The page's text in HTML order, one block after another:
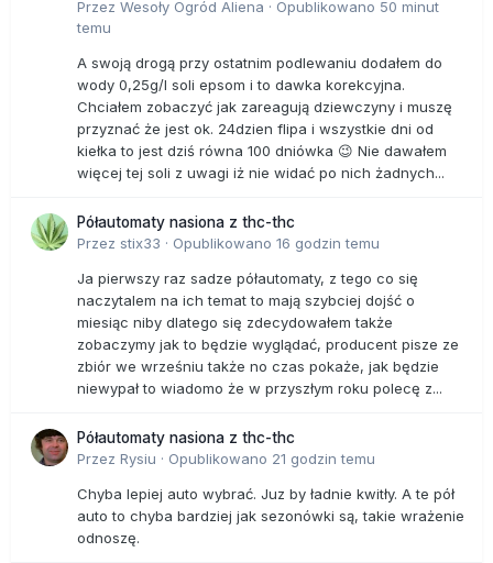
Przez Wesoły Ogród Aliena · Opublikowano 50 minut
temu
A swoją drogą przy ostatnim podlewaniu dodałem do
wody 0,25g/l soli epsom i to dawka korekcyjna.
Chciałem zobaczyć jak zareagują dziewczyny i muszę
przyznać że jest ok. 24dzien flipa i wszystkie dni od
kiełka to jest dziś równa 100 dniówka 😉 Nie dawałem
więcej tej soli z uwagi iż nie widać po nich żadnych...
Półautomaty nasiona z thc-thc
Przez stix33 · Opublikowano 16 godzin temu
Ja pierwszy raz sadze półautomaty, z tego co się
naczytalem na ich temat to mają szybciej dojść o
miesiąc niby dlatego się zdecydowałem także
zobaczymy jak to będzie wyglądać, producent pisze ze
zbiór we wrześniu także no czas pokaże, jak będzie
niewypał to wiadomo że w przyszłym roku polecę z...
Półautomaty nasiona z thc-thc
Przez Rysiu · Opublikowano 21 godzin temu
Chyba lepiej auto wybrać. Juz by ładnie kwitły. A te pół
auto to chyba bardziej jak sezonówki są, takie wrażenie
odnoszę.